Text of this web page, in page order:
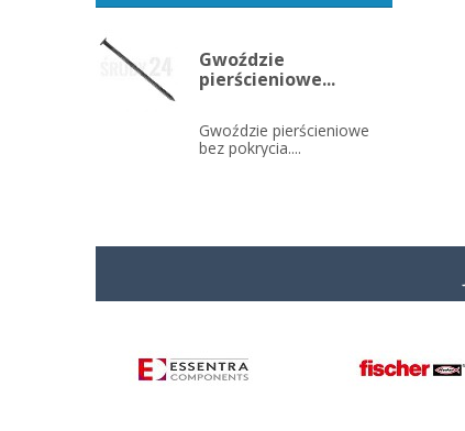
Gwoździe
pierścieniowe...
Gwoździe pierścieniowe
bez pokrycia....